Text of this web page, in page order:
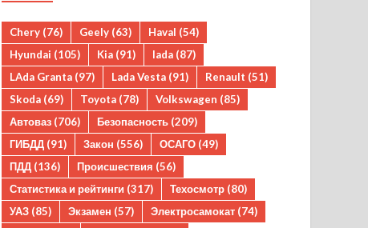
Chery (76) Geely (63) Haval (54)
Hyundai (105) Kia (91) lada (87)
LAda Granta (97) Lada Vesta (91) Renault (51)
Skoda (69) Toyota (78) Volkswagen (85)
Автоваз (706) Безопасность (209)
ГИБДД (91) Закон (556) ОСАГО (49)
ПДД (136) Происшествия (56)
Статистика и рейтинги (317) Техосмотр (80)
УАЗ (85) Экзамен (57) Электросамокат (74)